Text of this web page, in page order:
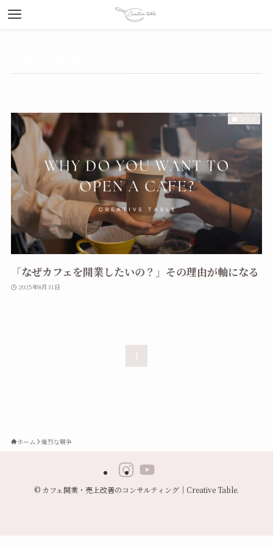
コラム
「なぜカフェを開業したいの？」その理由が軸になる
2025年8月31日
1
ホーム 熾烈な競争
© カフェ開業・売上改善のコンサルティング｜Creative Table.